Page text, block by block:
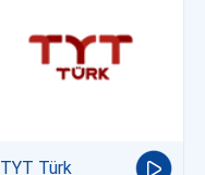
TYT Türk